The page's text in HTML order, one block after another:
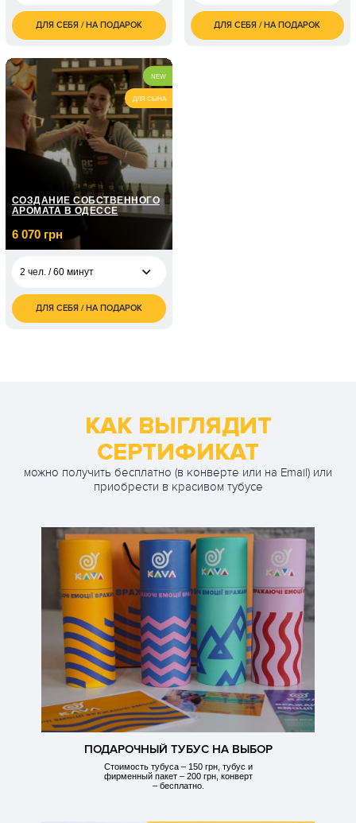
8 000
грн
3 чел. / 3 часа грн
4 чел. / 4 часа грн
ДЛЯ СЕБЯ / НА ПОДАРОК
3 000
грн
ДЛЯ СЕБЯ / НА ПОДАРОК
NEW
ДЛЯ СЫНА
СОЗДАНИЕ СОБСТВЕННОГО
АРОМАТА В ОДЕССЕ
6 070 грн
2 чел. / 60 минут
6 070
грн
ДЛЯ СЕБЯ / НА ПОДАРОК
КАК ВЫГЛЯДИТ
СЕРТИФИКАТ
можно получить бесплатно (в конверте или на Email) или
приобрести в красивом тубусе
ПОДАРОЧНЫЙ ТУБУС НА ВЫБОР
Стоимость тубуса – 150 грн, тубус и
фирменный пакет – 200 грн, конверт
– бесплатно.